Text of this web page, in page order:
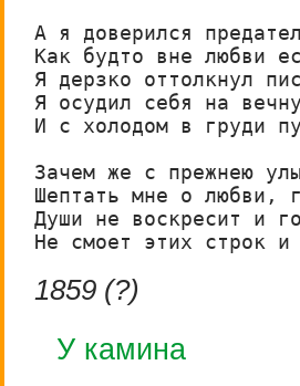
А я доверился
Как будто вне любви
Я дерзко оттолкнул
Я осудил себя на
И с холодом в груди
Зачем же с прежнею
Шептать мне о любви,
Души не воскресит и
Не смоет этих строк и
1859 (?)
У камина